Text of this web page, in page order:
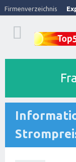
Firmenverzeichnis